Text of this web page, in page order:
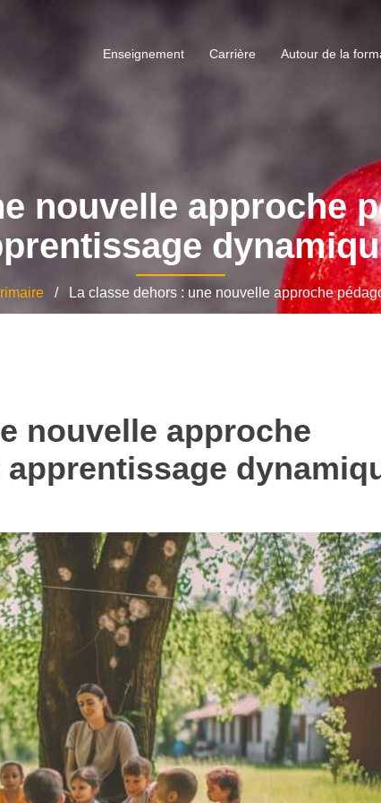
Enseignement Carrière Autour de la
nouvelle approche
/ La classe dehors : une nouvelle approche
nouvelle approche